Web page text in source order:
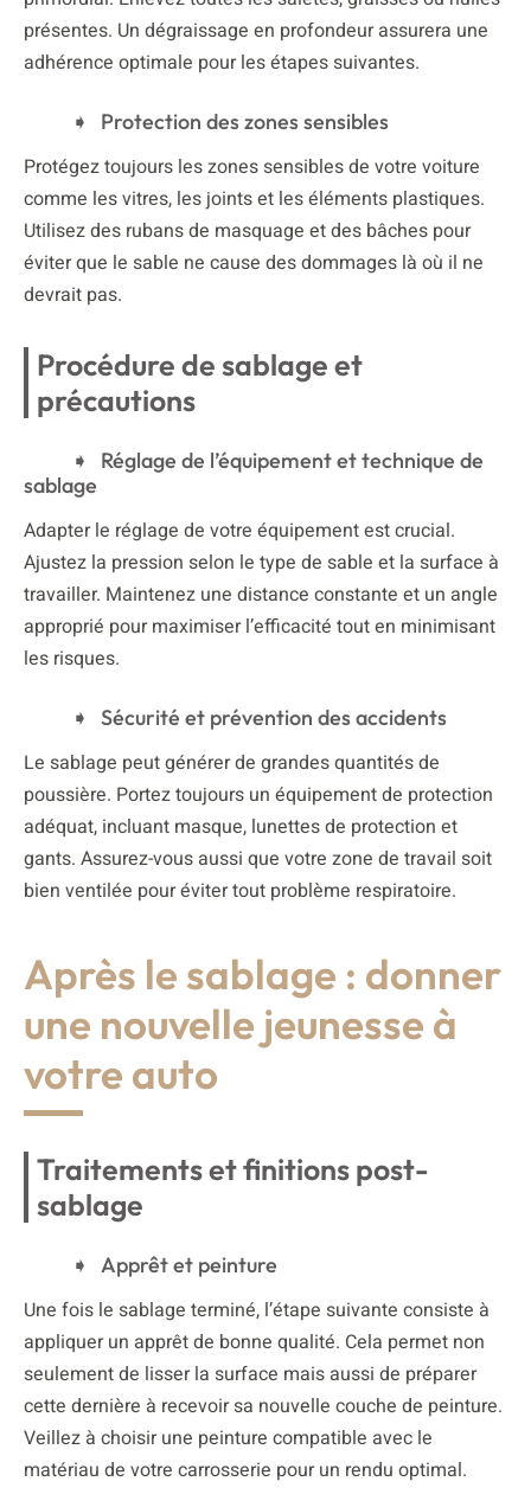
présentes. Un dégraissage en profondeur assurera une
adhérence optimale pour les étapes suivantes.
Protection des zones sensibles
Protégez toujours les zones sensibles de votre voiture
comme les vitres, les joints et les éléments plastiques.
Utilisez des rubans de masquage et des bâches pour
éviter que le sable ne cause des dommages là où il ne
devrait pas.
Procédure de sablage et
précautions
Réglage de l’équipement et technique de
sablage
Adapter le réglage de votre équipement est crucial.
Ajustez la pression selon le type de sable et la surface à
travailler. Maintenez une distance constante et un angle
approprié pour maximiser l’efficacité tout en minimisant
les risques.
Sécurité et prévention des accidents
Le sablage peut générer de grandes quantités de
poussière. Portez toujours un équipement de protection
adéquat, incluant masque, lunettes de protection et
gants. Assurez-vous aussi que votre zone de travail soit
bien ventilée pour éviter tout problème respiratoire.
Après le sablage : donner
une nouvelle jeunesse à
votre auto
Traitements et finitions post-
sablage
Apprêt et peinture
Une fois le sablage terminé, l’étape suivante consiste à
appliquer un apprêt de bonne qualité. Cela permet non
seulement de lisser la surface mais aussi de préparer
cette dernière à recevoir sa nouvelle couche de peinture.
Veillez à choisir une peinture compatible avec le
matériau de votre carrosserie pour un rendu optimal.